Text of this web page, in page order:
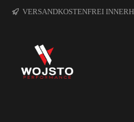
VERSANDKOSTENFREI